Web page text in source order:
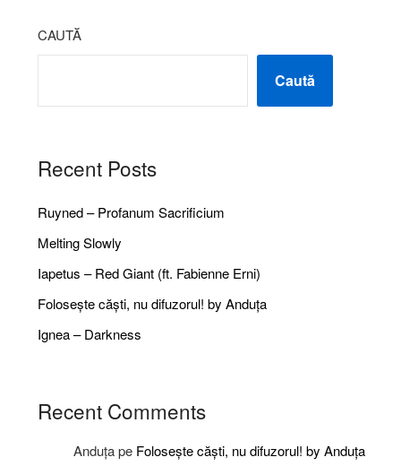
CAUTĂ
Caută
Recent Posts
Ruyned – Profanum Sacrificium
Melting Slowly
Iapetus – Red Giant (ft. Fabienne Erni)
Folosește căști, nu difuzorul! by Anduța
Ignea – Darkness
Recent Comments
Anduțape Folosește căști, nu difuzorul! by Anduța